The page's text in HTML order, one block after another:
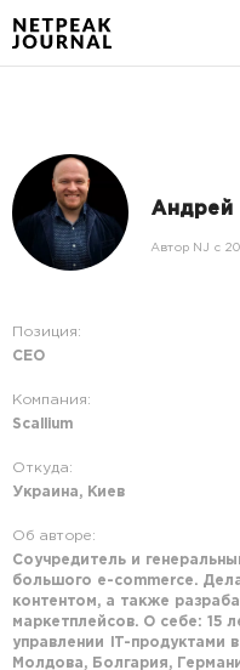
Андрей
Автор NJ c
Позиция:
СЕО
Компания:
Scallium
Откуда:
Украина, Киев
Об авторе:
Соучредитель и
большого e-commerce.
контентом, а также
маркетплейсов. О себе: 15
управлении IT-продуктами
Молдова, Болгария,